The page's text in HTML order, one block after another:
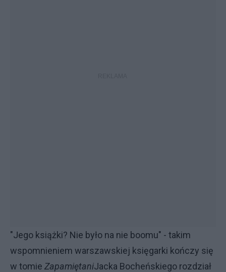
"Jego książki? Nie było na nie boomu" - takim
wspomnieniem warszawskiej księgarki kończy się
w tomie ZapamiętaniJacka Bocheńskiego rozdział